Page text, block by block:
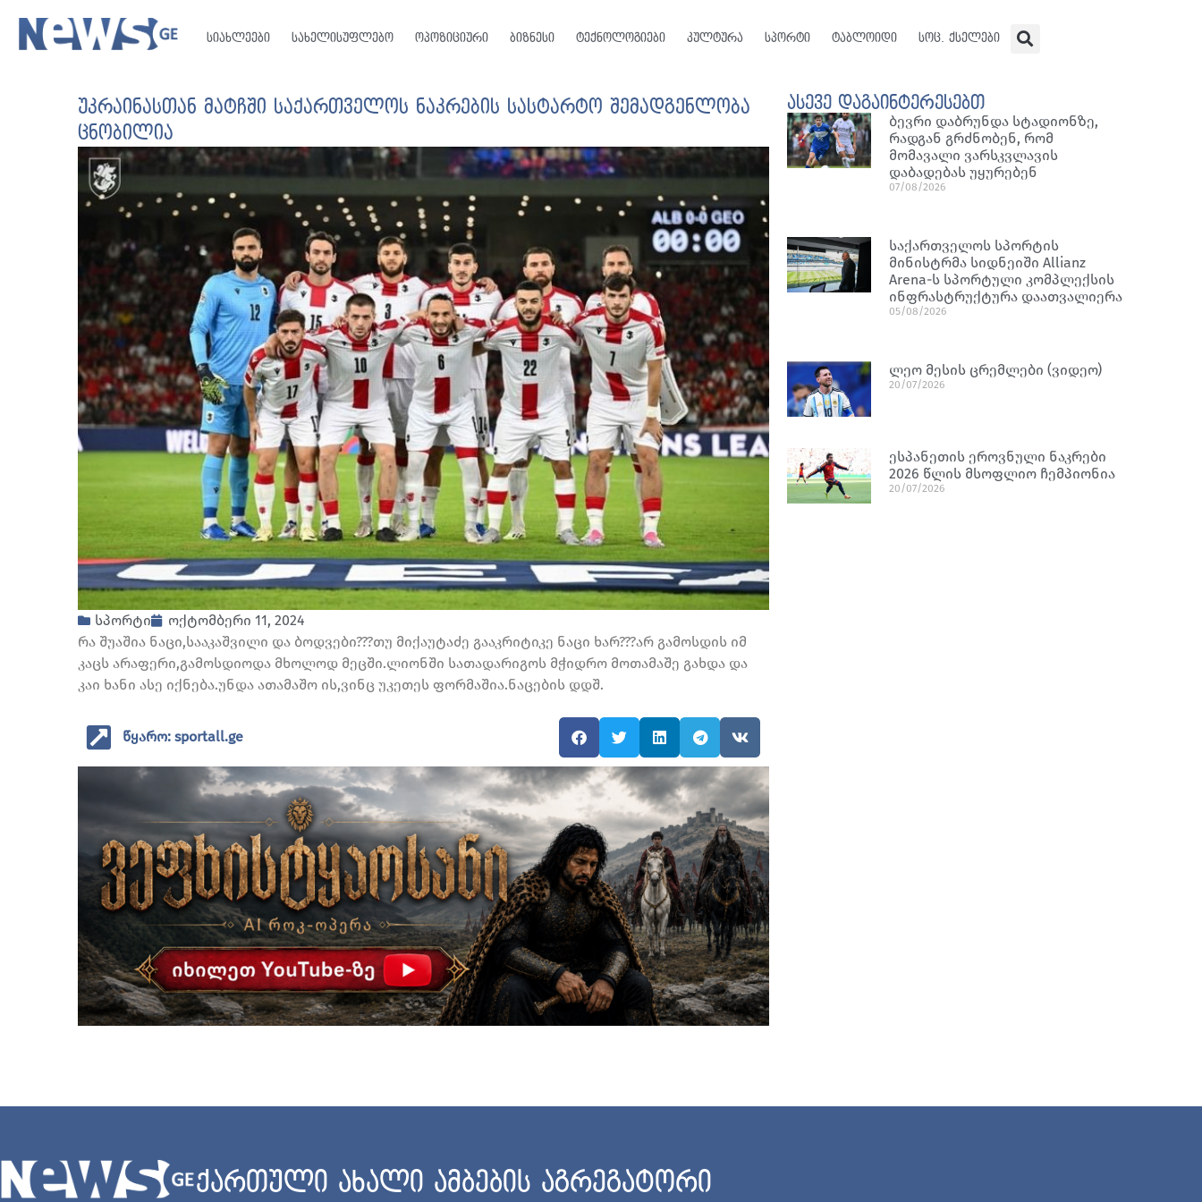
სიახლეები სახელისუფლებო ოპოზიციური ბიზნესი ტექნოლოგიები კულტურა სპორტი ტაბლოიდი სოც. ქსელები
უკრაინასთან მატჩში საქართველოს ნაკრების სასტარტო შემადგენლობა
ცნობილია
სპორტი
ოქტომბერი 11, 2024
რა შუაშია ნაცი,სააკაშვილი და ბოდვები???თუ მიქაუტაძე გააკრიტიკე ნაცი ხარ???არ გამოსდის იმ
კაცს არაფერი,გამოსდიოდა მხოლოდ მეცში.ლიონში სათადარიგოს მჭიდრო მოთამაშე გახდა და
კაი ხანი ასე იქნება.უნდა ათამაშო ის,ვინც უკეთეს ფორმაშია.ნაცების დდშ.
წყარო: sportall.ge
ასევე დაგაინტერესებთ
ბევრი დაბრუნდა სტადიონზე,
რადგან გრძნობენ, რომ
მომავალი ვარსკვლავის
დაბადებას უყურებენ
07/08/2026
საქართველოს სპორტის
მინისტრმა სიდნეიში Allianz
Arena-ს სპორტული კომპლექსის
ინფრასტრუქტურა დაათვალიერა
05/08/2026
ლეო მესის ცრემლები (ვიდეო)
20/07/2026
ესპანეთის ეროვნული ნაკრები
2026 წლის მსოფლიო ჩემპიონია
20/07/2026
ქართული ახალი ამბების აგრეგატორი